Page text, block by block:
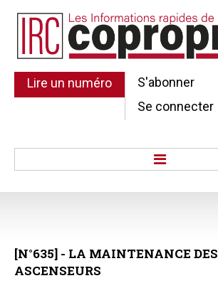
Lire un numéro
S'abonner
Se connecter
Au Parlement
Gestion et maintenance
[N°635] - LA MAINTENANCE DES
ASCENSEURS